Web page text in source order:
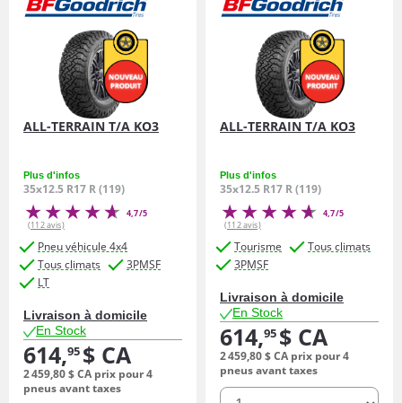
ALL-TERRAIN T/A KO3
Plus d'infos
35x12.5 R17 R (119)
4,7/5
(112 avis)
Pneu véhicule 4x4
Tous climats
3PMSF
LT
Livraison à domicile
En Stock
614,95 $ CA
2 459,80$ CA prix pour 4
pneus avant taxes
ALL-TERRAIN T/A KO3
Plus d'infos
35x12.5 R17 R (119)
4,7/5
(112 avis)
Tourisme
Tous climats
3PMSF
Livraison à domicile
En Stock
614,95 $ CA
2 459,80$ CA prix pour 4
pneus avant taxes
quantité